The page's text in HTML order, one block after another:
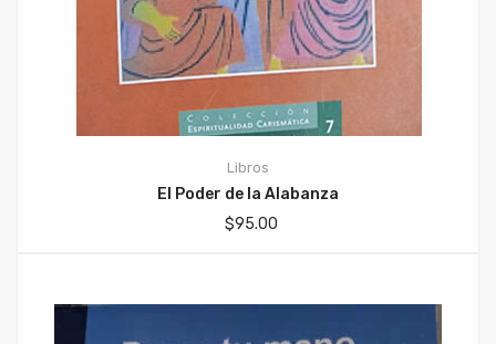
Libros
El Poder de la Alabanza
$95.00